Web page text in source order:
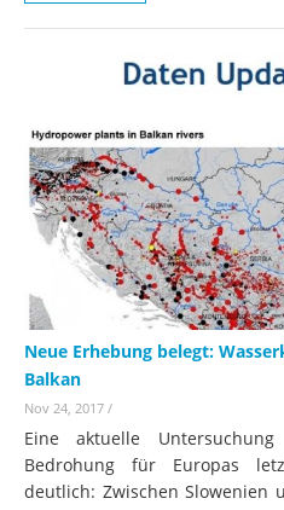
Neue Erhebung belegt:
Balkan
Nov 24, 2017 /
Eine aktuelle
Bedrohung für Europas
deutlich: Zwischen Slowenien